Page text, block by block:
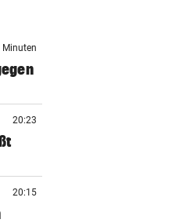
Minuten
20:23
20:15